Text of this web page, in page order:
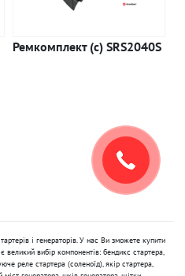
Ремкомплект (c) SRS2040S
і генераторів. У нас Ви зможете купити
вибір компонентів: бендикс стартера,
реле стартера (соленоїд), якір стартера,